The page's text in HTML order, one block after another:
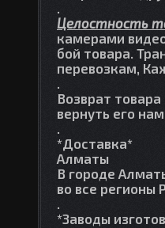
.
Целостность
камерами
бой товара.
перевозкам,
.
Возврат товара
вернуть его
.
*Доставка*
Алматы
В городе
во все регионы
.
*Заводы